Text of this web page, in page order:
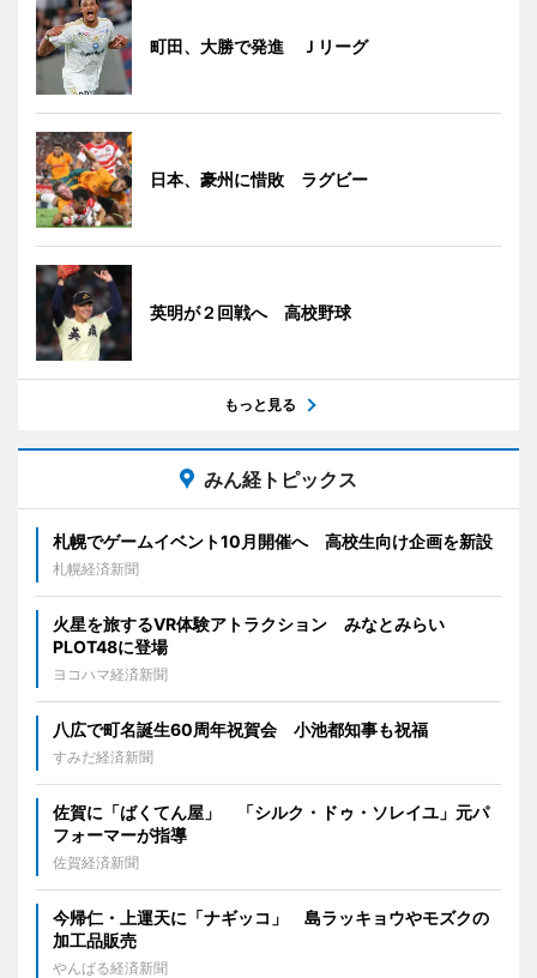
町田、大勝で発進 Ｊリーグ
日本、豪州に惜敗 ラグビー
英明が２回戦へ 高校野球
もっと見る
みん経トピックス
札幌でゲームイベント10月開催へ 高校生向け企画を新設
札幌経済新聞
火星を旅するVR体験アトラクション みなとみらい
PLOT48に登場
ヨコハマ経済新聞
八広で町名誕生60周年祝賀会 小池都知事も祝福
すみだ経済新聞
佐賀に「ばくてん屋」 「シルク・ドゥ・ソレイユ」元パ
フォーマーが指導
佐賀経済新聞
今帰仁・上運天に「ナギッコ」 島ラッキョウやモズクの
加工品販売
やんばる経済新聞